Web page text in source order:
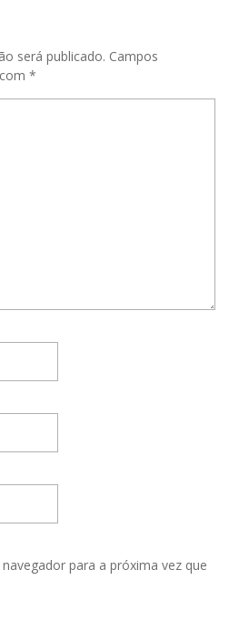
será publicado. Campos
*
para a próxima vez que